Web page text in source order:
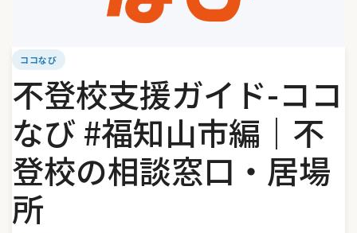
ココなび
不登校支援ガイド-ココ
なび #福知山市編｜不
登校の相談窓口・居場
所